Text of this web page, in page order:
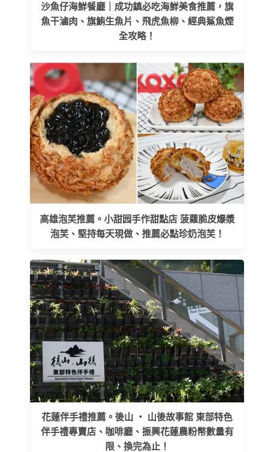
沙魚仔海鮮餐廳｜成功鎮必吃海鮮美食推薦，旗
魚干滷肉、旗鮪生魚片、飛虎魚柳、經典鯊魚煙
全攻略！
高雄泡芙推薦。小甜园手作甜點店 菠蘿脆皮爆漿
泡芙、堅持每天現做、推薦必點珍奶泡芙！
花蓮伴手禮推薦。後山 ‧ 山後故事館 東部特色
伴手禮專賣店、咖啡廳、振興花蓮農粉幣數量有
限、換完為止！